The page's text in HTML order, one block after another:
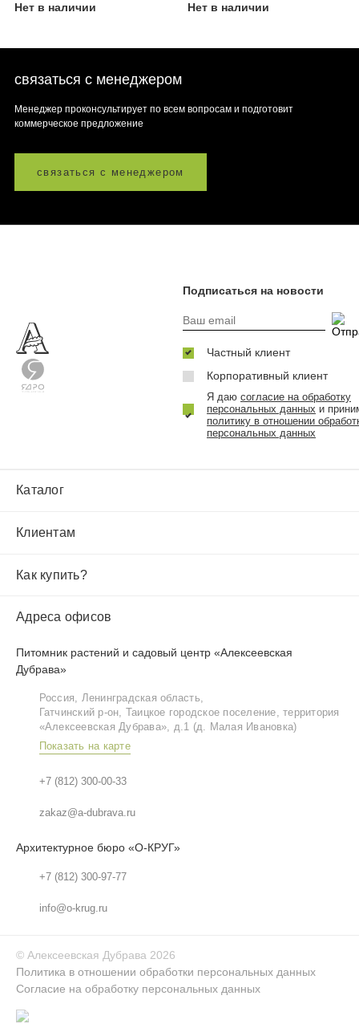
Нет в наличии Нет в наличии
связаться с менеджером
Менеджер проконсультирует по всем вопросам и подготовит
коммерческое предложение
связаться с менеджером
Каталог
Клиентам
Как купить?
Адреса офисов
Питомник растений и садовый центр «Алексеевская
Дубрава»
Россия, Ленинградская область,
Гатчинский р‑он, Таицкое городское поселение, территория
«Алексеевская Дубрава», д.1 (д. Малая Ивановка)
Показать на карте
+7 (812) 300-00-33
zakaz@a-dubrava.ru
Архитектурное бюро «О-КРУГ»
+7 (812) 300-97-77
info@o-krug.ru
Подписаться на новости
Частный клиент
Корпоративный клиент
Я даю согласие на обработку
персональных данных и
политику в отношении
персональных данных
© Алексеевская Дубрава 2026
Политика в отношении обработки персональных данных
Согласие на обработку персональных данных